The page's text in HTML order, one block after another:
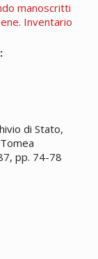
manoscritti
Inventario
di Stato,
pp. 74-78